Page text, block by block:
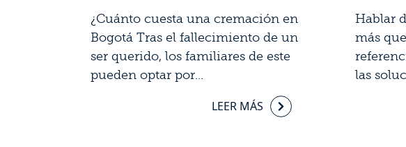
¿Cuánto cuesta una cremación en
Bogotá Tras el fallecimiento de un
ser querido, los familiares de este
pueden optar por...
LEER MÁS
Hablar
más
las